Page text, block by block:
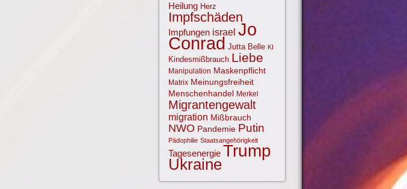
Heilung Herz
Impfschäden
Impfungen israel Jo
Conrad Jutta Belle KI
Kindesmißbrauch Liebe
Manipulation Maskenpflicht
Matrix Meinungsfreiheit
Menschenhandel Merkel
Migrantengewalt
migration Mißbrauch
NWO Pandemie Putin
Pädophilie Staatsangehörigkeit
Tagesenergie Trump
Ukraine